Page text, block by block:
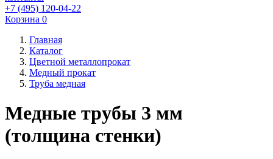
+7 (495) 120-04-22
Корзина 0
Главная
Каталог
Цветной металлопрокат
Медный прокат
Труба медная
Медные трубы 3 мм
(толщина стенки)